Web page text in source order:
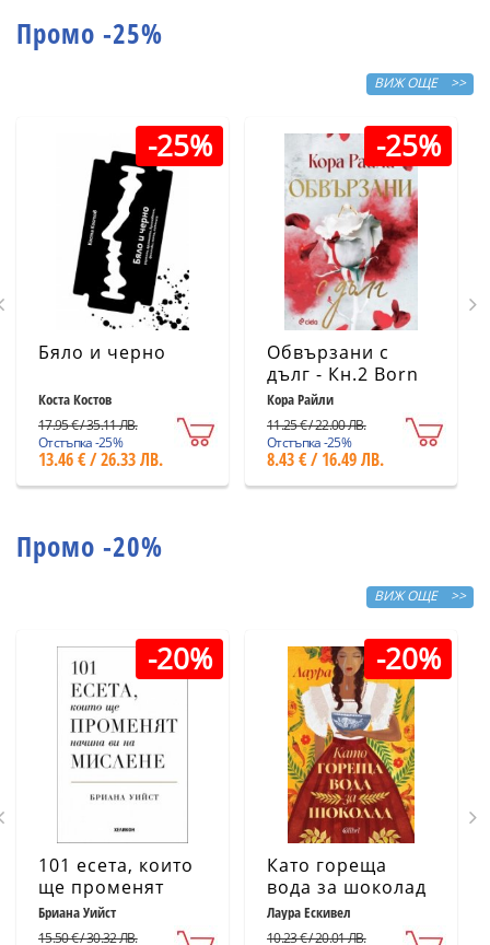
Промо -25%
ВИЖ ОЩЕ >>
-25%
Бяло и черно
Коста Костов
17.95 € / 35.11 ЛВ.
Отстъпка -25%
13.46 € / 26.33 ЛВ.
-25%
Обвързани с
дълг - Кн.2 Born
in Blood Mafia
Chronicles
Кора Райли
11.25 € / 22.00 ЛВ.
Отстъпка -25%
8.43 € / 16.49 ЛВ.
Промо -20%
ВИЖ ОЩЕ >>
-20%
101 есета, които
ще променят
начина ви на
мислене
Бриана Уийст
15.50 € / 30.32 ЛВ.
-20%
Като гореща
вода за шоколад
(ново издание)
Лаура Ескивел
10.23 € / 20.01 ЛВ.